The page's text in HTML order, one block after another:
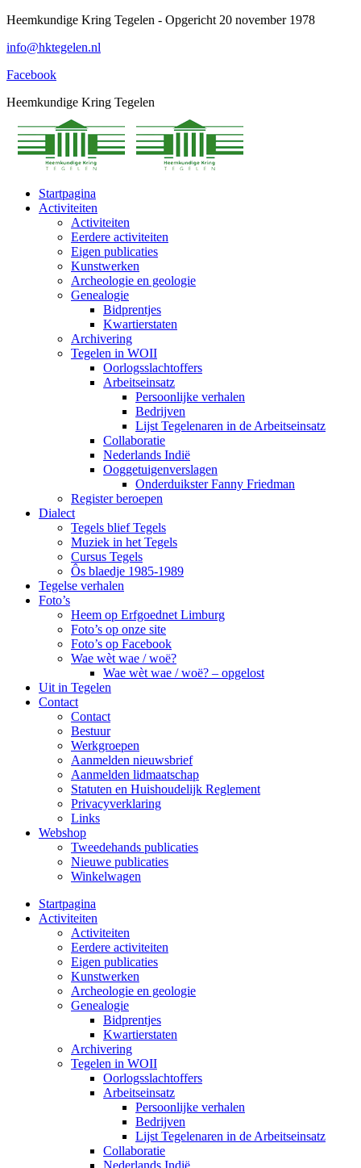
Spring
content
Heemkundige Kring Tegelen - Opgericht 20 november 1978
info@hktegelen.nl
Facebook
Heemkundige Kring Tegelen
Startpagina
Activiteiten
Activiteiten
Eerdere activiteiten
Eigen publicaties
Kunstwerken
Archeologie en geologie
Genealogie
Bidprentjes
Kwartierstaten
Archivering
Tegelen in WOII
Oorlogsslachtoffers
Arbeitseinsatz
Persoonlijke verhalen
Bedrijven
Lijst Tegelenaren in de Arbeitseinsatz
Collaboratie
Nederlands Indië
Ooggetuigenverslagen
Onderduikster Fanny Friedman
Register beroepen
Dialect
Tegels blief Tegels
Muziek in het Tegels
Cursus Tegels
Ôs blaedje 1985-1989
Tegelse verhalen
Foto’s
Heem op Erfgoednet Limburg
Foto’s op onze site
Foto’s op Facebook
Wae wèt wae / woë?
Wae wèt wae / woë? – opgelost
Uit in Tegelen
Contact
Contact
Bestuur
Werkgroepen
Aanmelden nieuwsbrief
Aanmelden lidmaatschap
Statuten en Huishoudelijk Reglement
Privacyverklaring
Links
Webshop
Tweedehands publicaties
Nieuwe publicaties
Winkelwagen
Startpagina
Activiteiten
Activiteiten
Eerdere activiteiten
Eigen publicaties
Kunstwerken
Archeologie en geologie
Genealogie
Bidprentjes
Kwartierstaten
Archivering
Tegelen in WOII
Oorlogsslachtoffers
Arbeitseinsatz
Persoonlijke verhalen
Bedrijven
Lijst Tegelenaren in de Arbeitseinsatz
Collaboratie
Nederlands Indië